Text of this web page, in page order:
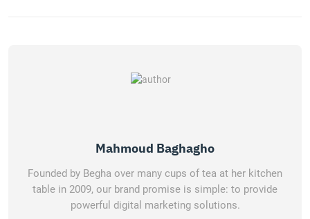
Mahmoud Baghagho
Founded by Begha over many cups of tea at her kitchen
table in 2009, our brand promise is simple: to provide
powerful digital marketing solutions.